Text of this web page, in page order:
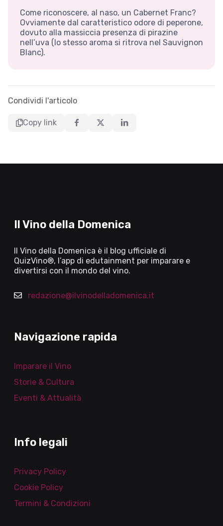
Come riconoscere, al naso, un Cabernet Franc?
Ovviamente dal caratteristico odore di peperone,
dovuto alla massiccia presenza di pirazine
nell’uva (lo stesso aroma si ritrova nel Sauvignon
Blanc).
Condividi l'articolo
Copy link
Il Vino della Domenica
Il Vino della Domenica è il blog ufficiale di
QuizVino®, l’app di edutainment per imparare e
divertirsi con il mondo del vino.
redazione@ilvinodelladomenica.it
Navigazione rapida
Imparare il Vino
Storie & Cultura
Eventi & Attualità
Info legali
Privacy Policy
Cookie Policy
Termini & Condizioni